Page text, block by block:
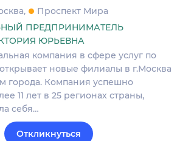
Проспект Мира
ПРЕДПРИНИМАТЕЛЬ
ЮРЬЕВНА
компания в сфере услуг по
новые филиалы в г.Москва
города. Компания успешно
11 лет в 25 регионах страны,
себя…
Откликнуться